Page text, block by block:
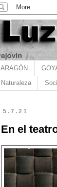
ARAGÓN
Naturaleza
5.7.21
En el